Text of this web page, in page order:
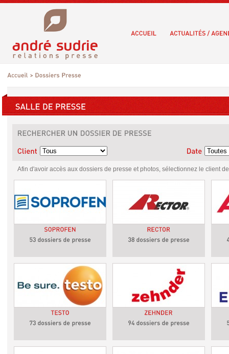
Afin d'avoir accès aux dossiers de presse et photos, sélectionnez le client